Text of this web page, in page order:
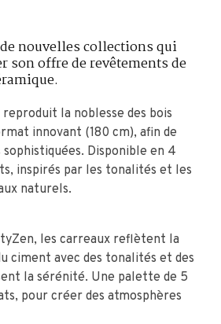
nouvelles collections qui
son offre de revêtements de
la noblesse des bois
innovant (180 cm), afin de
Disponible en 4
inspirés par les tonalités et les
naturels.
les carreaux reflètent la
ciment avec des tonalités et des
la sérénité. Une palette de 5
pour créer des atmosphères